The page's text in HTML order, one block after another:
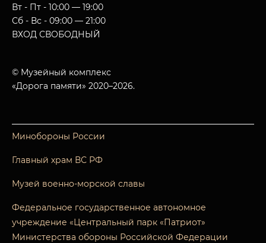
Вт - Пт - 10:00 — 19:00
Сб - Вс - 09:00 — 21:00
ВХОД СВОБОДНЫЙ
© Музейный комплекс
«Дорога памяти» 2020–2026.
Минобороны России
Главный храм ВС РФ
Музей военно-морской славы
Федеральное государственное автономное
учреждение «Центральный парк «Патриот»
Министерства обороны Российской Федерации